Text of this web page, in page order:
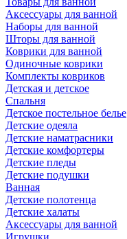
Аксессуары для ванной
Наборы для ванной
Шторы для ванной
Коврики для ванной
Одиночные коврики
Комплекты ковриков
Детская и детское
Спальня
Детское постельное белье
Детские одеяла
Детские наматрасники
Детские комфортеры
Детские пледы
Детские подушки
Ванная
Детские полотенца
Детские халаты
Аксессуары для ванной
Игрушки